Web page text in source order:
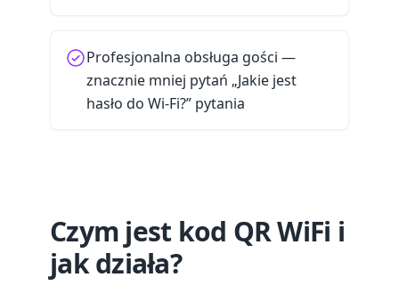
Profesjonalna obsługa gości —
znacznie mniej pytań „Jakie jest
hasło do Wi-Fi?” pytania
Czym jest kod QR WiFi i
jak działa?